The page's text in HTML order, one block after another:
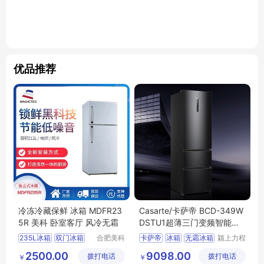
优品推荐
冷冻冷藏保鲜 冰箱 MDFR23
5R 美科 卧室客厅 风冷无霜
235L冰箱 双门冰箱
冷藏冰箱
合肥美科
有限公司
￥ 2500.00 拨打电话
Casarte/卡萨帝 BCD-349W
DSTU1超薄三门变频智能无
霜冰箱家用
卡萨帝 冰箱 无霜冰箱
冰箱家用
颍上力程
有限公司
￥ 9098.00 拨打电话